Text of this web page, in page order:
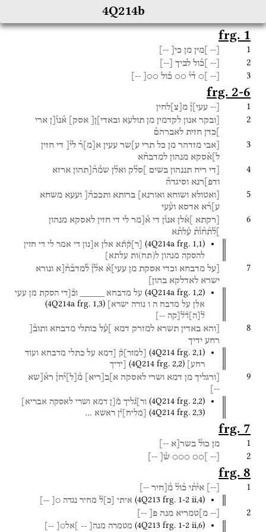
4Q214b
frg. 1
1
[-- ]מין מן כי[ --]
2
[-- ]כ֯ול לביך --
3
[--
]○ ד֯י֯ ○○ כ֯ול ○○[
--]
frg. 2-6
1
[-- עעי]ן֯ מ צ לחין
2 [ובקר אנון לקדמין מן תולעא ובאדי]ן[ אסק] א֯נו֯[ן ארי
]כדן חזית לאברהם֯
3 [אבי מזדהר מן כל תרי ע]שר עעין א מ ר֯ לי֯[ די חזין
ל]א֯סקא מנהון למדבח֯א
4 [די ריח תננהון בשים ]סל֯ק ואל֯ן שמ֯ה֯[תהון ארזא
ודפ]רנא וסיגדה֯
5 [ואטולא ושוחא ואורנא] ברותא ותככה֯[ ועעא משחא
ע]ר֯א אדסא וע֯עי
6 [רקתא ]א֯לן אנו֯ן די א֯[מר לי די חזין לאסקא מנהון
]ל֯ת֯ח֯ו֯ת֯ ע֯לת֯א
(4Q214a frg. 1,1) ר ק֯ת֯א אלן א[נון די אמר לי די חזין
להסקה מנהון ל(תח)ות עלתא]
7 [על מדבחא וכדי אסקת מן עעי]א֯ אל֯ן֯ ל֯מדב֯ח֯[א ונורא
ישרא לאדלקא בהון]
(4Q214a frg. 1,2) על מדבחא וכ֯[די הסקת מן עעי
אלן על מדבח ה ו נורה ישרא] (4Q214a frg. 1,3)
ל֯ ה ד֯ל֯[קה --]
8 [והא באדין תשרא למזרק דמא ]ע֯ל כותלי מדבחא ותוב֯[
רחע ידיך
(4Q214 frg. 2,1) למזר ק֯ [דמא על כתלי מדבחא ועוד
רחע]
(4Q214 frg. 2,2) [ידיך
9 [ורגליך מן דמא ושרי לאסקה א]ב ריא מ֯ ל י֯חן֯ רא֯[שא
--]
(4Q214 frg. 2,2) ור]ג֯ליך מ֯[ן דמא ושרי לאסקה אבריא]
(4Q214 frg. 2,3) מליח י֯ן ראשא …
frg. 7
1 מן כול֯ בשר[א --]
2
[--
]○○
○○○ ש֯[ --]
frg. 8
1
-- אי֯ת֯י כ֯ול֯ מ֯[חיר --]
(4Q213 frg. 1-2 ii,4) איתי כ ל֯ מחיר נגדה ○[
--]
2
[-- מ]טמריא מנה פ[ --]
(4Q213 frg. 1-2 ii,6) מטמרה מנה[ -- ]אל○[ --]